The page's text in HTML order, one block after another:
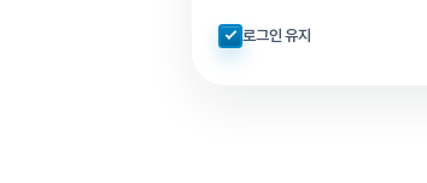
자동로그인 체크
로그인 유지